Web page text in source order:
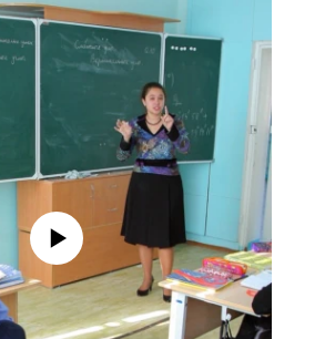
currently available